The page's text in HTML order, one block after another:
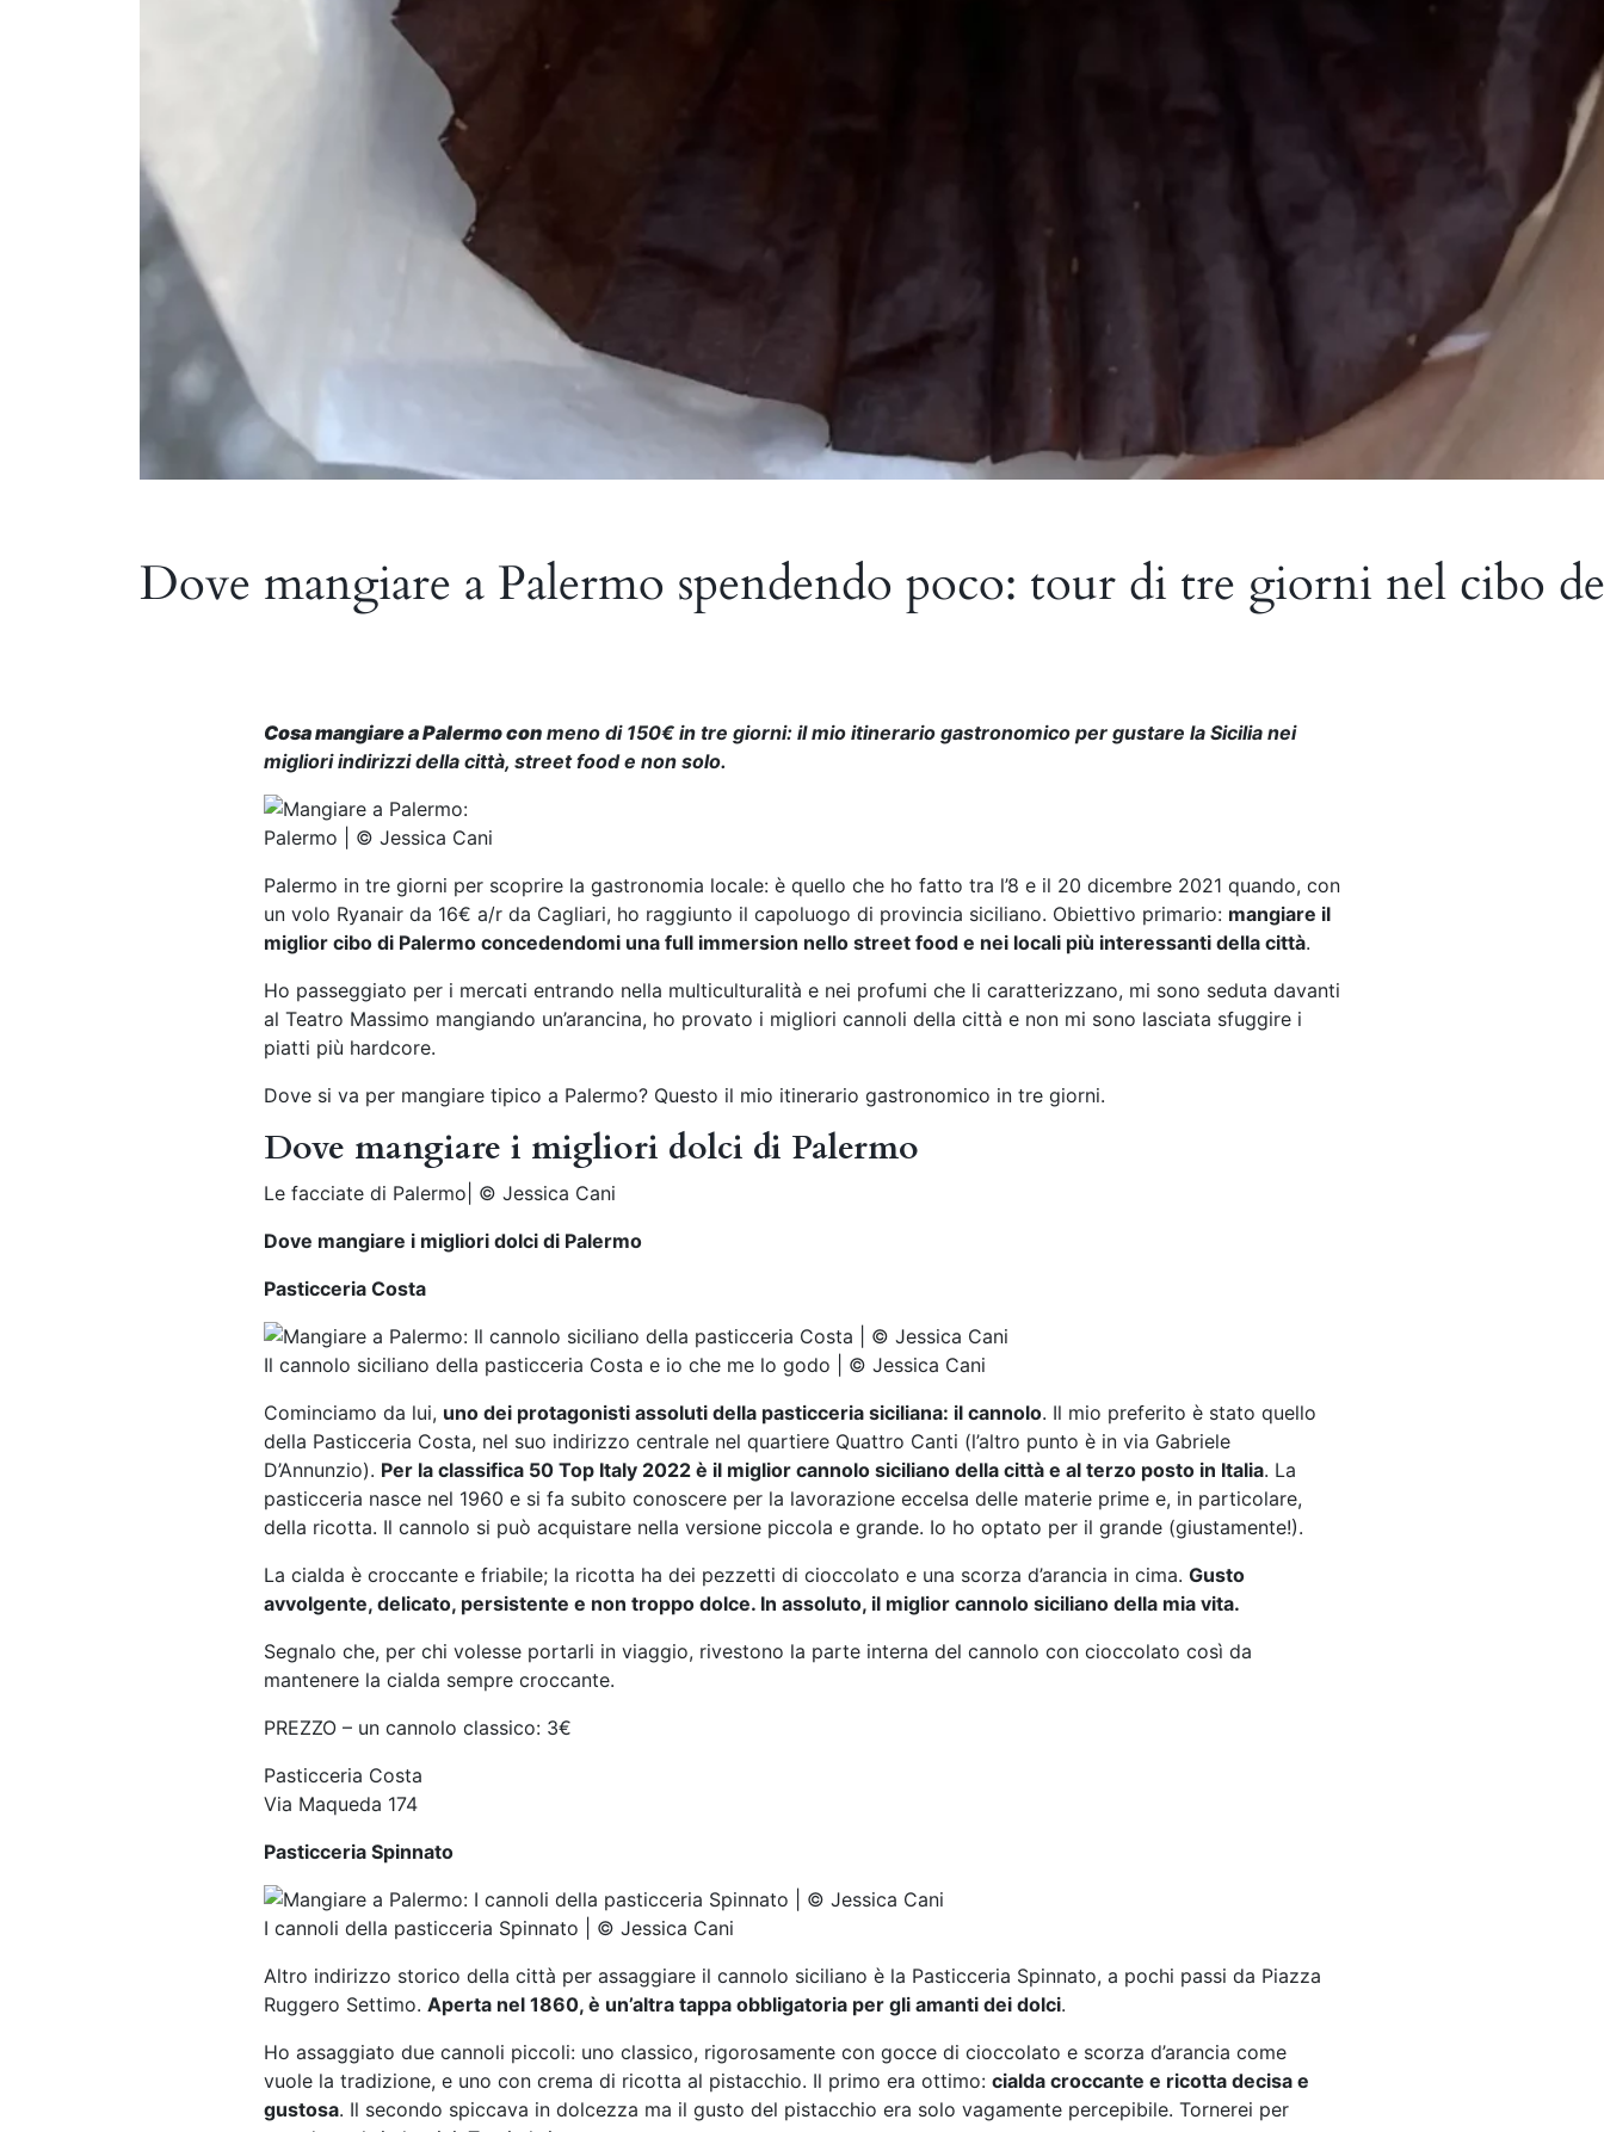
Dove mangiare a Palermo spendendo poco: tour di tre giorni nel cibo
Cosa mangiare a Palermo con meno di 150€ in tre giorni: il mio itinerario gastronomico per gustare la Sicilia nei
migliori indirizzi della città, street food e non solo.
Palermo | © Jessica Cani
Palermo in tre giorni per scoprire la gastronomia locale: è quello che ho fatto tra l’8 e il 20 dicembre 2021 quando, con
un volo Ryanair da 16€ a/r da Cagliari, ho raggiunto il capoluogo di provincia siciliano. Obiettivo primario: mangiare il
miglior cibo di Palermo concedendomi una full immersion nello street food e nei locali più interessanti della città.
Ho passeggiato per i mercati entrando nella multiculturalità e nei profumi che li caratterizzano, mi sono seduta davanti
al Teatro Massimo mangiando un’arancina, ho provato i migliori cannoli della città e non mi sono lasciata sfuggire i
piatti più hardcore.
Dove si va per mangiare tipico a Palermo? Questo il mio itinerario gastronomico in tre giorni.
Dove mangiare i migliori dolci di Palermo
Le facciate di Palermo| © Jessica Cani
Dove mangiare i migliori dolci di Palermo
Pasticceria Costa
Il cannolo siciliano della pasticceria Costa e io che me lo godo | © Jessica Cani
Cominciamo da lui, uno dei protagonisti assoluti della pasticceria siciliana: il cannolo. Il mio preferito è stato quello
della Pasticceria Costa, nel suo indirizzo centrale nel quartiere Quattro Canti (l’altro punto è in via Gabriele
D’Annunzio). Per la classifica 50 Top Italy 2022 è il miglior cannolo siciliano della città e al terzo posto in Italia. La
pasticceria nasce nel 1960 e si fa subito conoscere per la lavorazione eccelsa delle materie prime e, in particolare,
della ricotta. Il cannolo si può acquistare nella versione piccola e grande. Io ho optato per il grande (giustamente!).
La cialda è croccante e friabile; la ricotta ha dei pezzetti di cioccolato e una scorza d’arancia in cima. Gusto
avvolgente, delicato, persistente e non troppo dolce. In assoluto, il miglior cannolo siciliano della mia vita.
Segnalo che, per chi volesse portarli in viaggio, rivestono la parte interna del cannolo con cioccolato così da
mantenere la cialda sempre croccante.
PREZZO – un cannolo classico: 3€
Pasticceria Costa
Via Maqueda 174
Pasticceria Spinnato
I cannoli della pasticceria Spinnato | © Jessica Cani
Altro indirizzo storico della città per assaggiare il cannolo siciliano è la Pasticceria Spinnato, a pochi passi da Piazza
Ruggero Settimo. Aperta nel 1860, è un’altra tappa obbligatoria per gli amanti dei dolci.
Ho assaggiato due cannoli piccoli: uno classico, rigorosamente con gocce di cioccolato e scorza d’arancia come
vuole la tradizione, e uno con crema di ricotta al pistacchio. Il primo era ottimo: cialda croccante e ricotta decisa e
gustosa. Il secondo spiccava in dolcezza ma il gusto del pistacchio era solo vagamente percepibile. Tornerei per